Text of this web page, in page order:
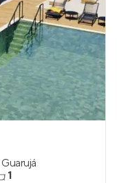
Guarujá
1